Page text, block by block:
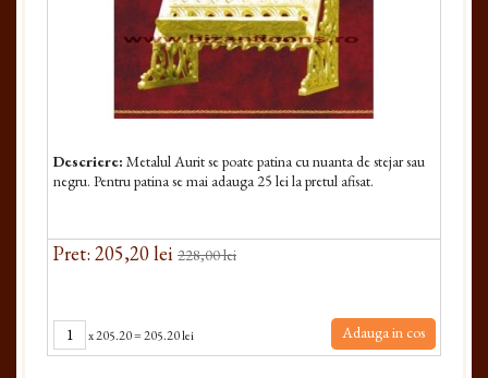
Descriere: Metalul Aurit se poate patina cu nuanta de stejar sau
negru. Pentru patina se mai adauga 25 lei la pretul afisat.
Pret: 205,20 lei 228,00 lei
x205.20=205.20 lei Adauga in cos